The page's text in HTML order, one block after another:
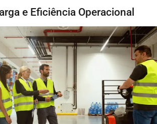
e Eficiência Operacional